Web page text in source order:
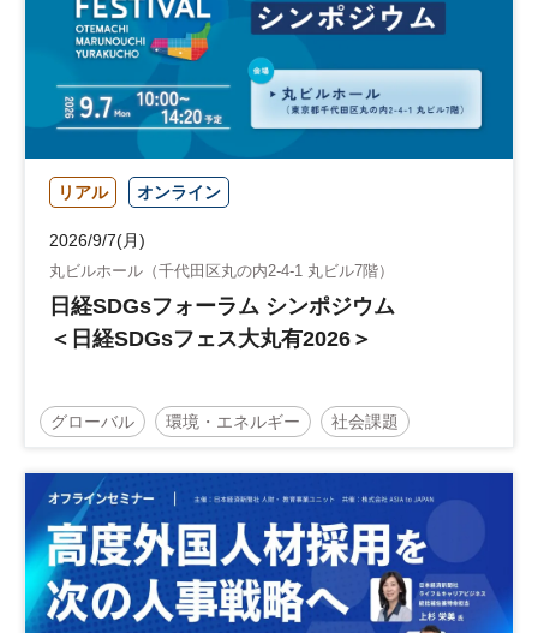
リアル オンライン
2026/9/7(月)
丸ビルホール（千代田区丸の内2-4-1 丸ビル7階）
日経SDGsフォーラム シンポジウム
＜日経SDGsフェス大丸有2026＞
グローバル 環境・エネルギー 社会課題
サステナビリティ経営 サステナビリティ
日経SDGsフェス 日経SDGsフォーラム
サステナブル SDGs 参加無料